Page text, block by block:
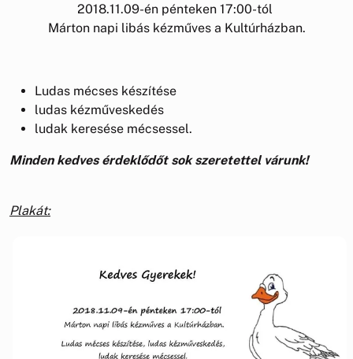
2018.11.09-én pénteken 17:00-tól
Márton napi libás kézműves a Kultúrházban.
Ludas mécses készítése
ludas kézműveskedés
ludak keresése mécsessel.
Minden kedves érdeklődőt sok szeretettel várunk!
Plakát: